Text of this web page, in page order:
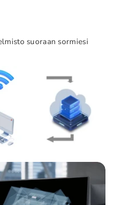
suoraan sormiesi